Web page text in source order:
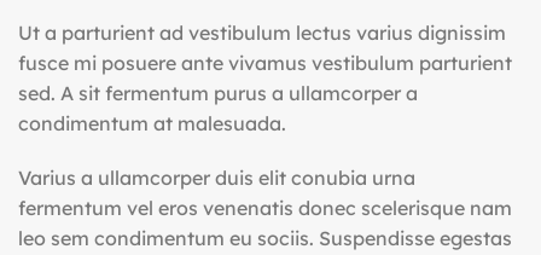
Ut a parturient ad vestibulum lectus varius dignissim
fusce mi posuere ante vivamus vestibulum parturient
sed. A sit fermentum purus a ullamcorper a
condimentum at malesuada.
Varius a ullamcorper duis elit conubia urna
fermentum vel eros venenatis donec scelerisque nam
leo sem condimentum eu sociis. Suspendisse egestas